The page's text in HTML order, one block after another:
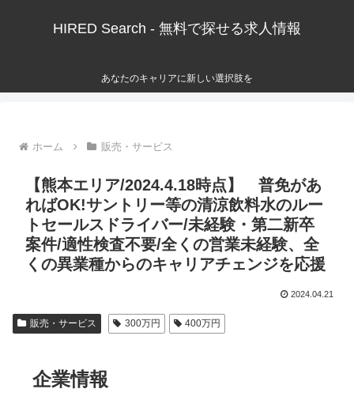
HIRED Search - 無料で探せる求人情報
あなたのキャリアに新しい選択肢を
ホーム 販売・サービス
【熊本エリア/2024.4.18時点】 普免があ
ればOK!サントリー等の清涼飲料水のルー
トセールスドライバー/未経験・第二新卒
案件/適性検査不要/全くの営業未経験、全
くの異業種からのキャリアチェンジを応援
2024.04.21
販売・サービス 300万円 400万円
企業情報